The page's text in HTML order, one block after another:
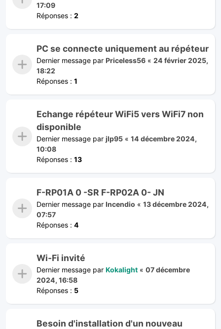
17:09
Réponses : 2
PC se connecte uniquement au répéteur
Dernier message par Priceless56 « 24 février 2025,
18:22
Réponses : 1
Echange répéteur WiFi5 vers WiFi7 non
disponible
Dernier message par jlp95 « 14 décembre 2024,
10:08
Réponses : 13
F-RP01A 0 -SR F-RP02A 0- JN
Dernier message par Incendio « 13 décembre 2024,
07:57
Réponses : 4
Wi-Fi invité
Dernier message par Kokalight « 07 décembre
2024, 16:58
Réponses : 5
Besoin d'installation d'un nouveau